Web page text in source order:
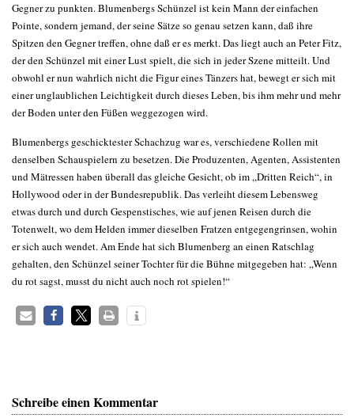
Gegner zu punkten. Blumenbergs Schünzel ist kein Mann der einfachen
Pointe, sondern jemand, der seine Sätze so genau setzen kann, daß ihre
Spitzen den Gegner treffen, ohne daß er es merkt. Das liegt auch an Peter Fitz,
der den Schünzel mit einer Lust spielt, die sich in jeder Szene mitteilt. Und
obwohl er nun wahrlich nicht die Figur eines Tänzers hat, bewegt er sich mit
einer unglaublichen Leichtigkeit durch dieses Leben, bis ihm mehr und mehr
der Boden unter den Füßen weggezogen wird.
Blumenbergs geschicktester Schachzug war es, verschiedene Rollen mit
denselben Schauspielern zu besetzen. Die Produzenten, Agenten, Assistenten
und Mätressen haben überall das gleiche Gesicht, ob im „Dritten Reich“, in
Hollywood oder in der Bundesrepublik. Das verleiht diesem Lebensweg
etwas durch und durch Gespenstisches, wie auf jenen Reisen durch die
Totenwelt, wo dem Helden immer dieselben Fratzen entgegengrinsen, wohin
er sich auch wendet. Am Ende hat sich Blumenberg an einen Ratschlag
gehalten, den Schünzel seiner Tochter für die Bühne mitgegeben hat: „Wenn
du rot sagst, musst du nicht auch noch rot spielen!“
Schreibe einen Kommentar